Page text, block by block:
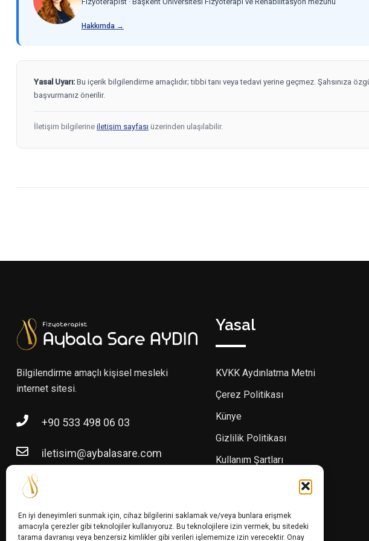
En iyi deneyimleri sunmak için, cihaz bilgilerini saklamak ve/veya bunlara erişmek
amacıyla çerezler gibi teknolojiler kullanıyoruz. Bu teknolojilere izin vermek, bu sitedeki
tarama davranışı veya benzersiz kimlikler gibi verileri işlememize izin verecektir. Onay
Hakkımda →
Yasal Uyarı: Bu içerik bilgilendirme amaçlıdır; tıbbi tanı veya tedavi yerine geçmez. Şahsınıza
başvurmanız önerilir.
İletişim bilgilerine iletişim sayfası üzerinden ulaşılabilir.
Bilgilendirme amaçlı kişisel mesleki
internet sitesi.
+90 533 498 06 03
iletisim@aybalasare.com
Yasal
KVKK Aydınlatma Metni
Çerez Politikası
Künye
Gizlilik Politikası
Kullanım Şartları